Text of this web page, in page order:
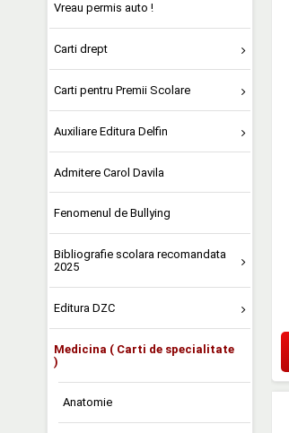
Vreau permis auto !
Carti drept
Carti pentru Premii Scolare
Auxiliare Editura Delfin
Admitere Carol Davila
Fenomenul de Bullying
Bibliografie scolara recomandata
2025
Editura DZC
Medicina ( Carti de specialitate
)
Anatomie